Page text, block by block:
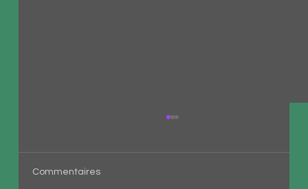
Commentaires